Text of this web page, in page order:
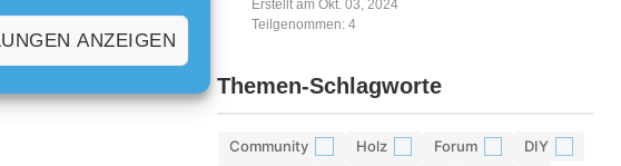
ANZEIGEN
Erstellt am Okt. 03, 2024
Teilgenommen: 4
Themen-Schlagworte
Community Holz Forum DIY